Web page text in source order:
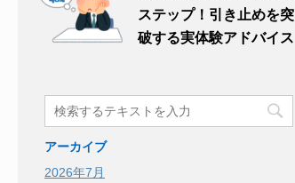
ステップ！引き止めを突
破する実体験アドバイス
アーカイブ
2026年7月